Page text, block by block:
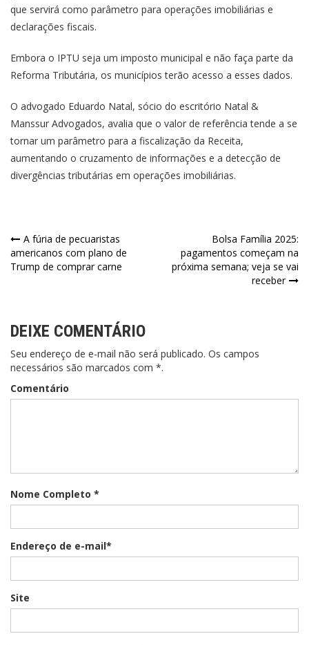
que servirá como parâmetro para operações imobiliárias e
declarações fiscais.
Embora o IPTU seja um imposto municipal e não faça parte da
Reforma Tributária, os municípios terão acesso a esses dados.
O advogado Eduardo Natal, sócio do escritório Natal &
Manssur Advogados, avalia que o valor de referência tende a se
tornar um parâmetro para a fiscalização da Receita,
aumentando o cruzamento de informações e a detecção de
divergências tributárias em operações imobiliárias.
Navegação
de
A fúria de pecuaristas
americanos com plano de
Trump de comprar carne
Bolsa Família 2025:
pagamentos começam na
próxima semana; veja se vai
receber
DEIXE COMENTÁRIO
Seu endereço de e-mail não será publicado. Os campos
necessários são marcados com *.
Comentário
Nome Completo *
Endereço de e-mail*
Site